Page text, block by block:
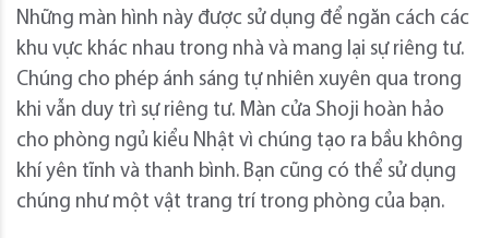
Những màn hình này được sử dụng để ngăn cách các
khu vực khác nhau trong nhà và mang lại sự riêng tư.
Chúng cho phép ánh sáng tự nhiên xuyên qua trong
khi vẫn duy trì sự riêng tư. Màn cửa Shoji hoàn hảo
cho phòng ngủ kiểu Nhật vì chúng tạo ra bầu không
khí yên tĩnh và thanh bình. Bạn cũng có thể sử dụng
chúng như một vật trang trí trong phòng của bạn.